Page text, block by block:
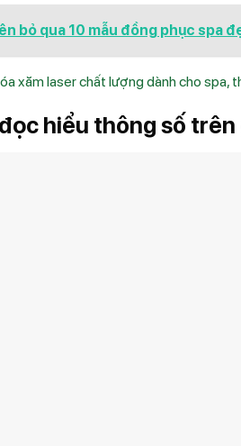
bỏ qua 10 mẫu đồng phục spa
xăm laser chất lượng dành cho spa,
hiểu thông số